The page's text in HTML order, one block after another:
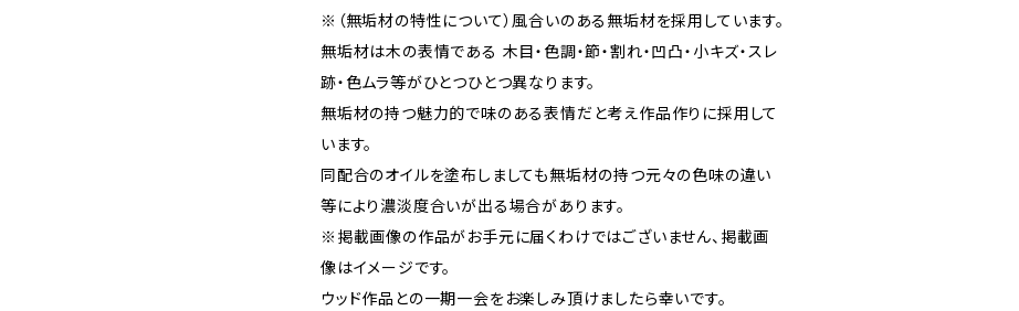
※（無垢材の特性について）風合いのある無垢材を採用しています。
無垢材は木の表情である 木目・色調・節・割れ・凹凸・小キズ・スレ
跡・色ムラ等がひとつひとつ異なります。
無垢材の持つ魅力的で味のある表情だと考え作品作りに採用して
います。
同配合のオイルを塗布しましても無垢材の持つ元々の色味の違い
等により濃淡度合いが出る場合があります。
※掲載画像の作品がお手元に届くわけではございません、掲載画
像はイメージです。
ウッド作品との一期一会をお楽しみ頂けましたら幸いです。